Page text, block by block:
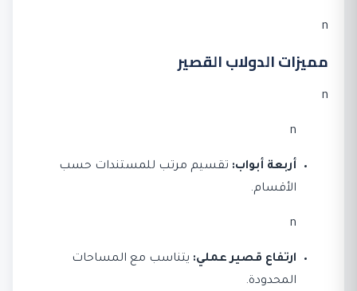
n
مميزات الدولاب القصير
n
n
أربعة أبواب: تقسيم مرتب للمستندات حسب
الأقسام.
n
ارتفاع قصير عملي: يتناسب مع المساحات
المحدودة.